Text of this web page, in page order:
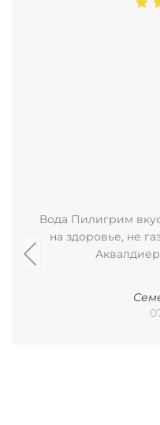
Вода Пилигрим
на здоровье, не